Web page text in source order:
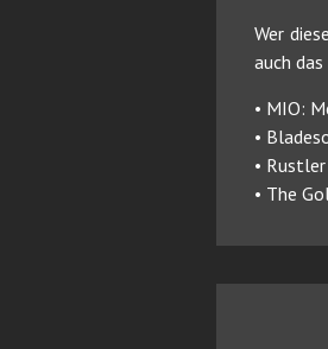
Wer
auch
• MIO:
•
•
• The